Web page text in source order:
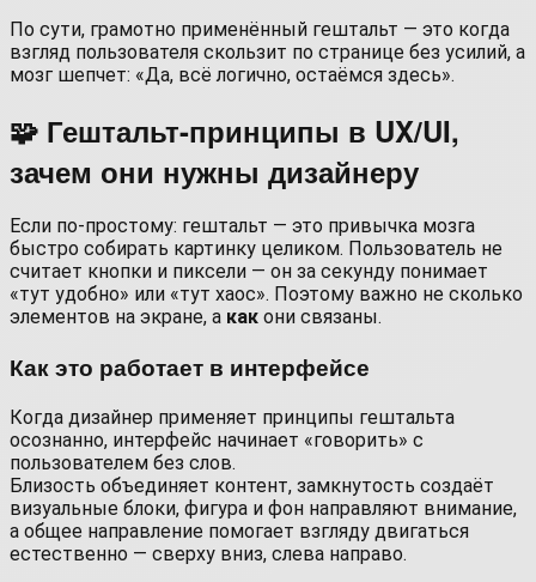
По сути, грамотно применённый гештальт — это когда
взгляд пользователя скользит по странице без усилий, а
мозг шепчет: «Да, всё логично, остаёмся здесь».
🧩 Гештальт-принципы в UX/UI,
зачем они нужны дизайнеру
Если по-простому: гештальт — это привычка мозга
быстро собирать картинку целиком. Пользователь не
считает кнопки и пиксели — он за секунду понимает
«тут удобно» или «тут хаос». Поэтому важно не сколько
элементов на экране, а как они связаны.
Как это работает в интерфейсе
Когда дизайнер применяет принципы гештальта
осознанно, интерфейс начинает «говорить» с
пользователем без слов.
Близость объединяет контент, замкнутость создаёт
визуальные блоки, фигура и фон направляют внимание,
а общее направление помогает взгляду двигаться
естественно — сверху вниз, слева направо.